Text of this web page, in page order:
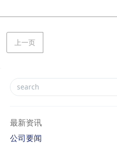
上一页
最新资讯
公司要闻